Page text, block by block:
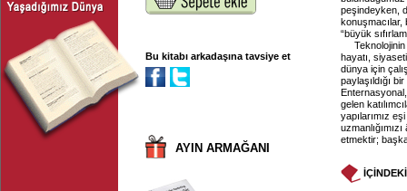
Bu kitabı arkadaşına tavsiye et
AYIN ARMAĞANI
peşindeyken,
konuşmacılar,
“büyük
hayatı,
dünya için
paylaşıldığı
gelen
yapılarımız
etmektir;